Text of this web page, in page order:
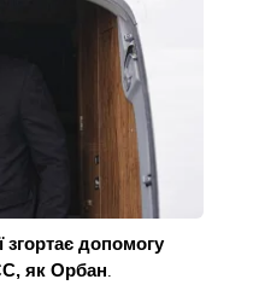
згортає допомогу
як Орбан.